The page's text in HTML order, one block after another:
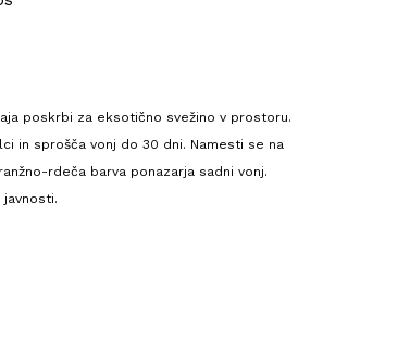
poskrbi za eksotično svežino v prostoru.
in sprošča vonj do 30 dni. Namesti se na
rdeča barva ponazarja sadni vonj.